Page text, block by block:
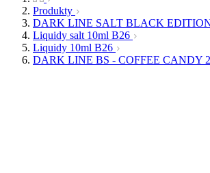
Produkty
DARK LINE SALT BLACK
Liquidy salt 10ml B26
Liquidy 10ml B26
DARK LINE BS - COFFEE CANDY